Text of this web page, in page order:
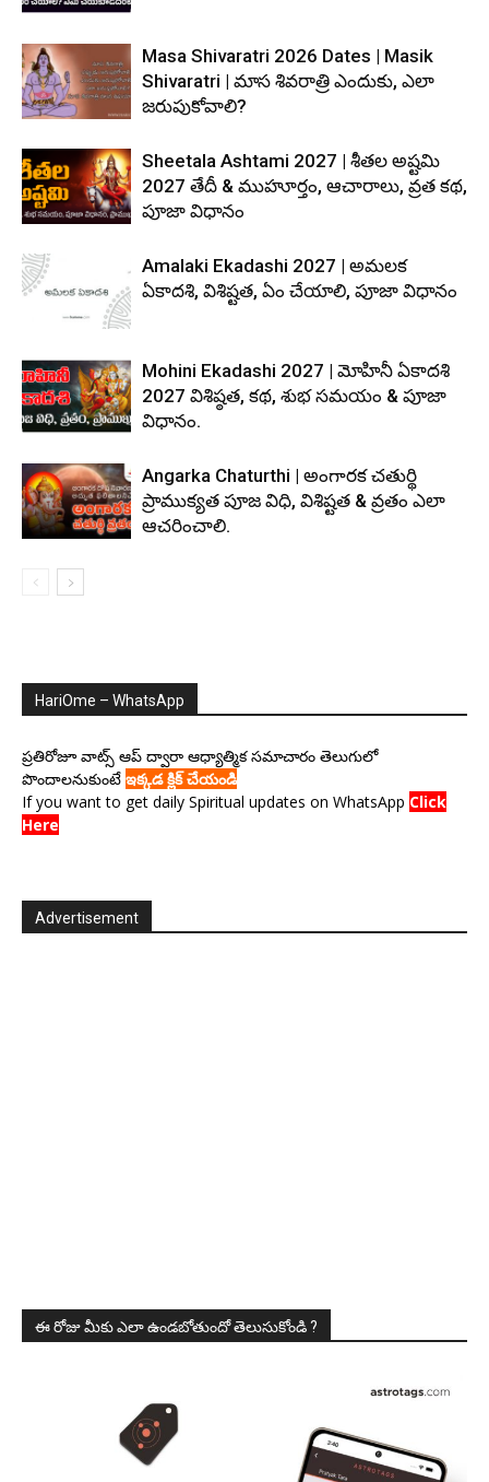
Masa Shivaratri 2026 Dates | Masik
Shivaratri | మాస శివరాత్రి ఎందుకు, ఎలా
జరుపుకోవాలి?
Sheetala Ashtami 2027 | శీతల అష్టమి
2027 తేదీ & ముహూర్తం, ఆచారాలు, వ్రత కథ,
పూజా విధానం
Amalaki Ekadashi 2027 | అమలక
ఏకాదశి, విశిష్టత, ఏం చేయాలి, పూజా విధానం
Mohini Ekadashi 2027 | మోహినీ ఏకాదశి
2027 విశిష్ఠత, కథ, శుభ సమయం & పూజా
విధానం.
Angarka Chaturthi | అంగారక చతుర్థి
ప్రాముక్యత పూజ విధి, విశిష్టత & వ్రతం ఎలా
ఆచరించాలి.
HariOme – WhatsApp
ప్రతిరోజూ వాట్స్ ఆప్ ద్వారా ఆధ్యాత్మిక సమాచారం తెలుగులో
పొందాలనుకుంటే ఇక్కడ క్లిక్ చేయండి
If you want to get daily Spiritual updates on WhatsApp Click
Here
Advertisement
ఈ రోజు మీకు ఎలా ఉండబోతుందో తెలుసుకోండి ?